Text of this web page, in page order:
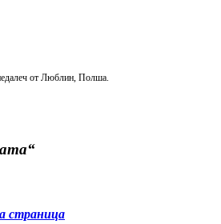
от Люблин, Полша.
страница